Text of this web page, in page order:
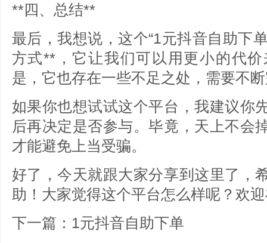
**四、总结**
最后，我想说，这个“1元抖音自助下
方式**，它让我们可以用更小的代
是，它也存在一些不足之处，需要不
如果你也想试试这个平台，我建议你
后再决定是否参与。毕竟，天上不会
才能避免上当受骗。
好了，今天就跟大家分享到这里了，
助！大家觉得这个平台怎么样呢？欢
下一篇：1元抖音自助下单